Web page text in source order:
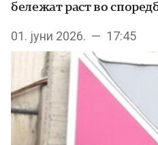
бележат раст во
01. јуни 2026. — 17:45